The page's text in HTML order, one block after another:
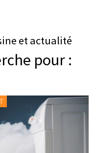
et actualité
pour :